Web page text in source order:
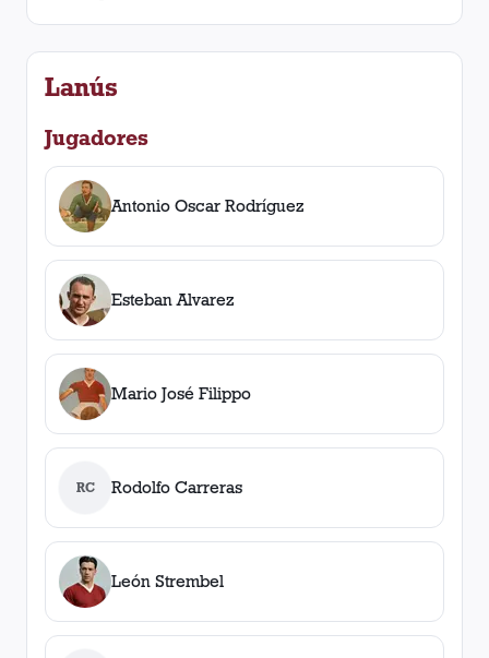
Lanús
Jugadores
Antonio Oscar Rodríguez
Esteban Alvarez
Mario José Filippo
RC Rodolfo Carreras
León Strembel